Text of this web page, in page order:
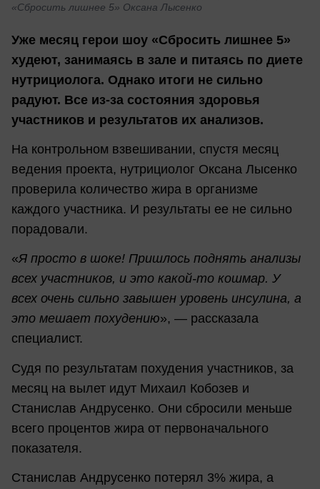
«Сбросить лишнее 5» Оксана Лысенко
Уже месяц герои шоу «Сбросить лишнее 5»
худеют, занимаясь в зале и питаясь по диете
нутрициолога. Однако итоги не сильно
радуют. Все из-за состояния здоровья
участников и результатов их анализов.
На контрольном взвешивании, спустя месяц
ведения проекта, нутрициолог Оксана Лысенко
проверила количество жира в организме
каждого участника. И результаты ее не сильно
порадовали.
«Я просто в шоке! Пришлось поднять анализы
всех участников, и это какой-то кошмар. У
всех очень сильно завышен уровень инсулина, а
это мешает похудению», — рассказала
специалист.
Судя по результатам похудения участников, за
месяц на вылет идут Михаил Кобозев и
Станислав Андрусенко. Они сбросили меньше
всего процентов жира от первоначального
показателя.
Станислав Андрусенко потерял 3% жира, а